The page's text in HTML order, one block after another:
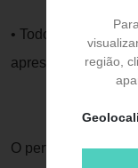
região,
• Todos os que
apresentáveis.
O perfume